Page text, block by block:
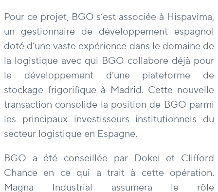
Pour ce projet, BGO s’est associée à Hispavima,
un gestionnaire de développement espagnol
doté d’une vaste expérience dans le domaine de
la logistique avec qui BGO collabore déjà pour
le développement d’une plateforme de
stockage frigorifique à Madrid. Cette nouvelle
transaction consolide la position de BGO parmi
les principaux investisseurs institutionnels du
secteur logistique en Espagne.
BGO a été conseillée par Dokei et Clifford
Chance en ce qui a trait à cette opération.
Magna Industrial assumera le rôle